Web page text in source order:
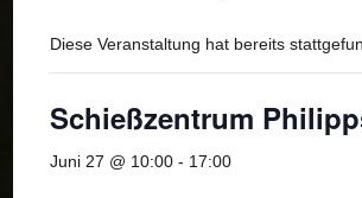
Diese Veranstaltung hat bereits
Schießzentrum
Juni 27 @ 10:00- 17:00